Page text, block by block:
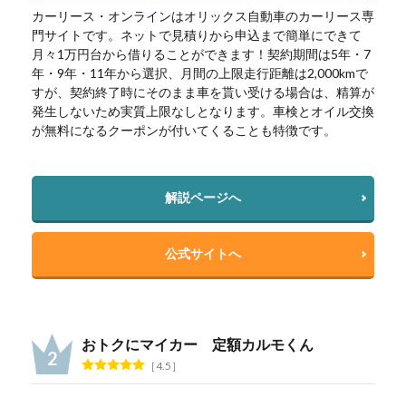
カーリース・オンラインはオリックス自動車のカーリース専
門サイトです。ネットで見積りから申込まで簡単にできて
月々1万円台から借りることができます！契約期間は5年・7
年・9年・11年から選択、月間の上限走行距離は2,000kmで
すが、契約終了時にそのまま車を貰い受ける場合は、精算が
発生しないため実質上限なしとなります。車検とオイル交換
が無料になるクーポンが付いてくることも特徴です。
解説ページへ
公式サイトへ
おトクにマイカー 定額カルモくん
4.5